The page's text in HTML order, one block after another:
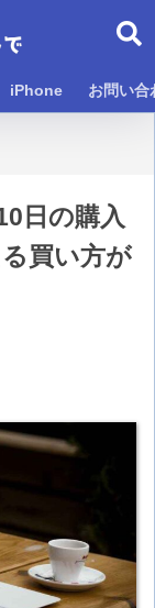
iPhone お問い合
日の購入
買い方が